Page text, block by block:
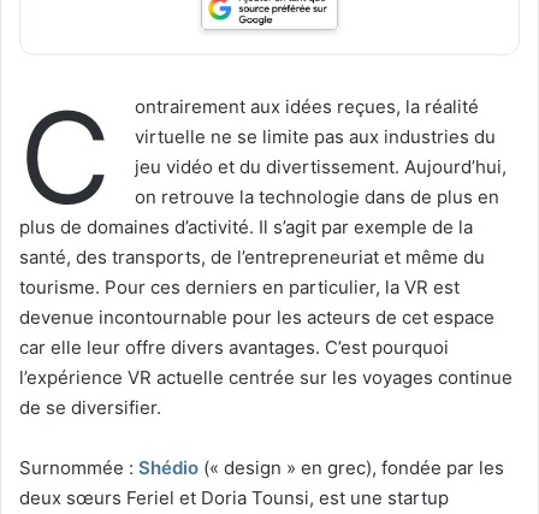
C
ontrairement aux idées reçues, la réalité
virtuelle ne se limite pas aux industries du
jeu vidéo et du divertissement. Aujourd’hui,
on retrouve la technologie dans de plus en
plus de domaines d’activité. Il s’agit par exemple de la
santé, des transports, de l’entrepreneuriat et même du
tourisme. Pour ces derniers en particulier, la VR est
devenue incontournable pour les acteurs de cet espace
car elle leur offre divers avantages. C’est pourquoi
l’expérience VR actuelle centrée sur les voyages continue
de se diversifier.
Surnommée : Shédio (« design » en grec), fondée par les
deux sœurs Feriel et Doria Tounsi, est une startup